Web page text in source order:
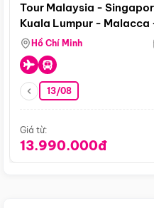
Tour Malaysia -
Kuala Lumpur - Malacca
Singapore
Hồ Chí Minh
13/08
Giá từ:
13.990.000đ